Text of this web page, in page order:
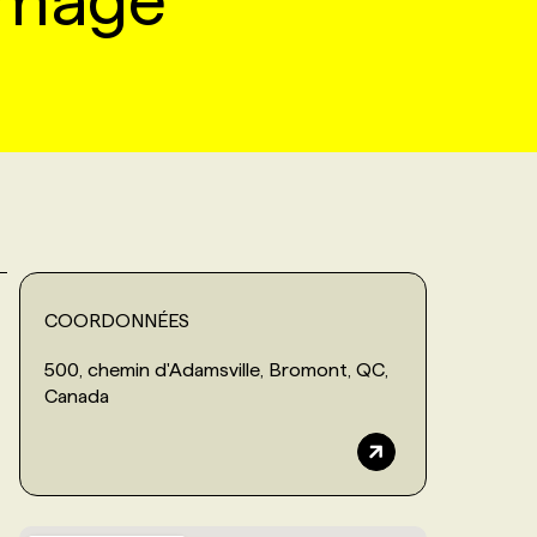
COORDONNÉES
500, chemin d'Adamsville, Bromont, QC,
Canada